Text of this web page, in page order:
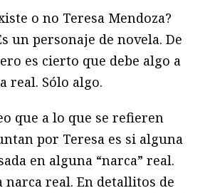
o no Teresa Mendoza?
un personaje de novela. De
es cierto que debe algo a
real. Sólo algo.
que a lo que se refieren
por Teresa es si alguna
en alguna “narca” real.
real. En detallitos de